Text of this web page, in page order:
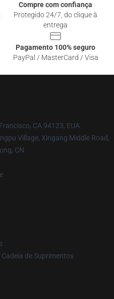
Compre com confiança
Protegido 24/7, do clique à
entrega
Pagamento 100% seguro
PayPal / MasterCard / Visa
CA 94123, EUA
Village, Xingang Middle Road,
CN
de Suprimentos